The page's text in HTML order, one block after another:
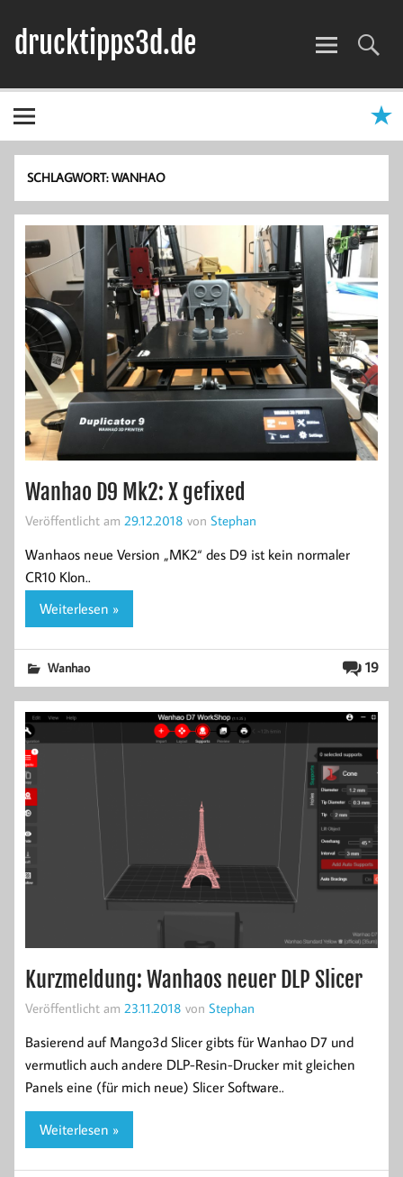
springen
drucktipps3d.de
SCHLAGWORT:WANHAO
Wanhao D9 Mk2: X gefixed
Veröffentlicht am 29.12.2018 von Stephan
Wanhaos neue Version „MK2“ des D9 ist kein normaler
CR10 Klon..
Weiterlesen »
19
Wanhao
Kurzmeldung: Wanhaos neuer DLP Slicer
Veröffentlicht am 23.11.2018 von Stephan
Basierend auf Mango3d Slicer gibts für Wanhao D7 und
vermutlich auch andere DLP-Resin-Drucker mit gleichen
Panels eine (für mich neue) Slicer Software..
Weiterlesen »